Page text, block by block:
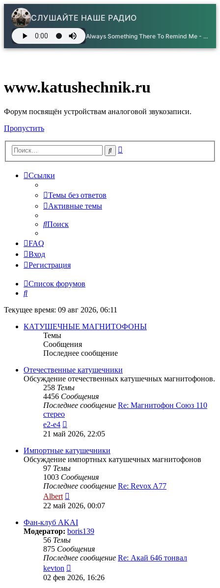
СЛУШАЙТЕ НАШЕ РАДИО
Always Something There To Remind Me - Naked Eyes
www.katushechnik.ru
Форум посвящён устройствам аналоговой звукозаписи.
Пропустить
Поиск
Ссылки
Темы без ответов
Активные темы
Поиск
FAQ
Вход
Регистрация
Список форумов
Поиск
Текущее время: 09 авг 2026, 06:11
КАТУШЕЧНЫЕ МАГНИТОФОНЫ
Темы
Сообщения
Последнее сообщение
Отечественные катушечники
Обсуждение отечественных катушечных магнитофонов.
258 Темы
4456 Сообщения
Последнее сообщение Re: Магнитофон Союз 110
стерео
e2-e4
к
сообщению
21 май 2026, 22:05
Импортные катушечники
Обсуждение импортных катушечных магнитофонов
97 Темы
1003 Сообщения
Последнее сообщение Re: Revox A77
Albert
к
сообщению
22 май 2026, 00:07
Фан-клуб AKAI
Модератор: boris139
56 Темы
875 Сообщения
Последнее сообщение Re: Акай 646 тонвал
kevton
к
02 фев 2026, 16:26